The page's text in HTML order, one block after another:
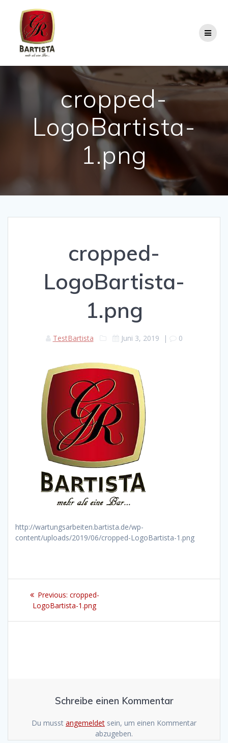
cropped-
LogoBartista-
1.png
cropped-
LogoBartista-
1.png
TestBartista Juni 3, 2019 | 0
http://wartungsarbeiten.bartista.de/wp-
content/uploads/2019/06/cropped-LogoBartista-1.png
Beitragsnavigation
Previous: Previous
post:
cropped-
LogoBartista-1.png
Schreibe einen Kommentar
Du musst angemeldet sein, um einen Kommentar
abzugeben.